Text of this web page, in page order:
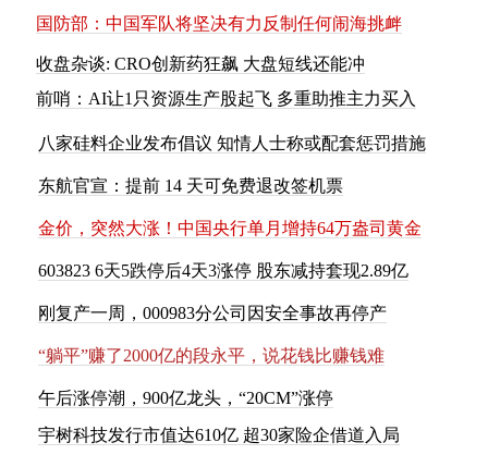
国 防部 ： 中 国军队将坚决有力 反制 任何闹海挑衅
收盘杂谈: CRO创新药狂飙 大盘短线还能冲
前哨 ： AI让1 只 资源生产股起飞 多重助推主力买入
八家硅料企业发布倡议 知情人 士称或配套惩罚措施
东航官宣 ： 提前 14 天可免费退改签机票
金价 ， 突然大涨 ！ 中 国央行单月 增持64万盎司 黄金
603823 6天5跌停后4天3涨停 股东减持套现2.89亿
刚 复产一周 ， 000983分公司 因安全事故再停产
“躺平”赚了2000亿的段永平 ， 说花钱比赚钱难
午后涨停潮，900亿龙头，“20CM”涨停
宇树科技发行市值达610亿 超30家险企借道 入 局